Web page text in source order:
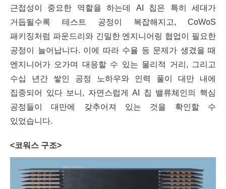
근접성이 중요한 역할을 하는데 AI 칩은 특히 세대가
거듭될수록 테스트 공정이 복잡해지고, CoWoS
패키징처럼 파운드리와 긴밀한 엔지니어링 협업이 필요한
공정이 늘어납니다. 이에 따라 수율 등 문제가 생겼을 때
엔지니어가 오가며 대응할 수 있는 물리적 거리, 그리고
수십 년간 쌓인 공정 노하우와 인력 풀이 대만 내에
집중되어 있다 보니, 자연스럽게 AI 칩 밸류체인의 핵심
공정들이 대만에 갖추어져 있는 것을 확인할 수
있었습니다.
<코워스 구조>